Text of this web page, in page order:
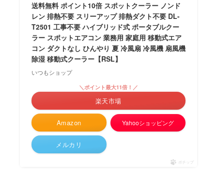
送料無料 ポイント10倍 スポットクーラー ノンド
レン 排熱不要 スリーアップ 排熱ダクト不要 DL-
T2501 工事不要 ハイブリッド式 ポータブルクー
ラー スポットエアコン 業務用 家庭用 移動式エア
コン ダクトなし ひんやり 夏 冷風扇 冷風機 扇風機
除湿 移動式クーラー【RSL】
いつもショップ
Amazon
＼ポイント最大11倍！／
楽天市場
Yahooショッピング
メルカリ
ポチップ